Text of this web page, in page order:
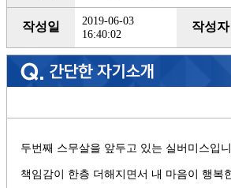
작성일
2019-06-03
16:40:02
작성자
두번째 스무살을 앞두고 있는 실버미스입
책임감이 한층 더해지면서 내 마음이 행복